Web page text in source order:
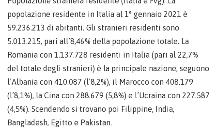
popolazione residente in Italia al 1° gennaio 2021 è
59.236.213 di abitanti. Gli stranieri residenti sono
5.013.215, pari all’8,46% della popolazione totale. La
Romania con 1.137.728 residenti in Italia (pari al 22,7%
del totale degli stranieri) è la principale nazione, seguono
l’Albania con 410.087 (l’8,2%), il Marocco con 408.179
(l’8,1%), la Cina con 288.679 (5,8%) e l’Ucraina con 227.587
(4,5%). Scendendo si trovano poi Filippine, India,
Bangladesh, Egitto e Pakistan.